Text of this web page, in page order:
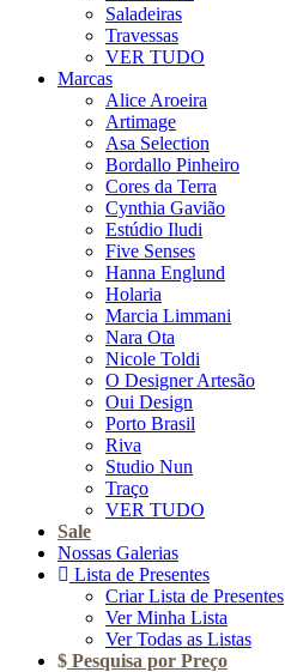
Saladeiras
Travessas
VER TUDO
Marcas
Alice Aroeira
Artimage
Asa Selection
Bordallo Pinheiro
Cores da Terra
Cynthia Gavião
Estúdio Iludi
Five Senses
Hanna Englund
Holaria
Marcia Limmani
Nara Ota
Nicole Toldi
O Designer Artesão
Oui Design
Porto Brasil
Riva
Studio Nun
Traço
VER TUDO
Sale
Nossas Galerias
Lista de Presentes
Criar Lista de Presentes
Ver Minha Lista
Ver Todas as Listas
Pesquisa por Preço